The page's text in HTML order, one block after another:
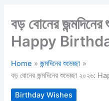
বড় বোনের
Happy
Home
জন্মদিনের শুভেচ্ছা
বড় বোনের জন্মদিনের শুভেচ্ছা
Birthday Wishes